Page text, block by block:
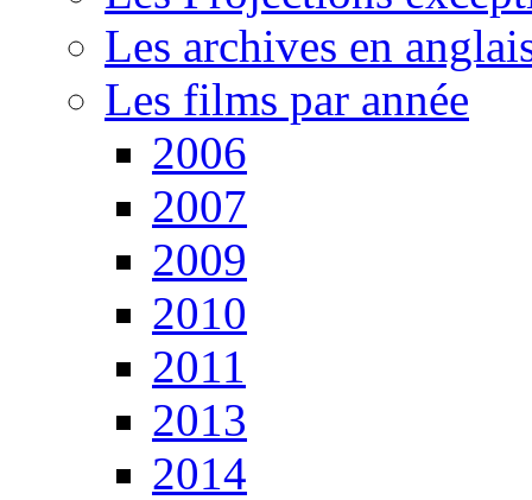
Les archives en
Les films par année
2006
2007
2009
2010
2011
2013
2014